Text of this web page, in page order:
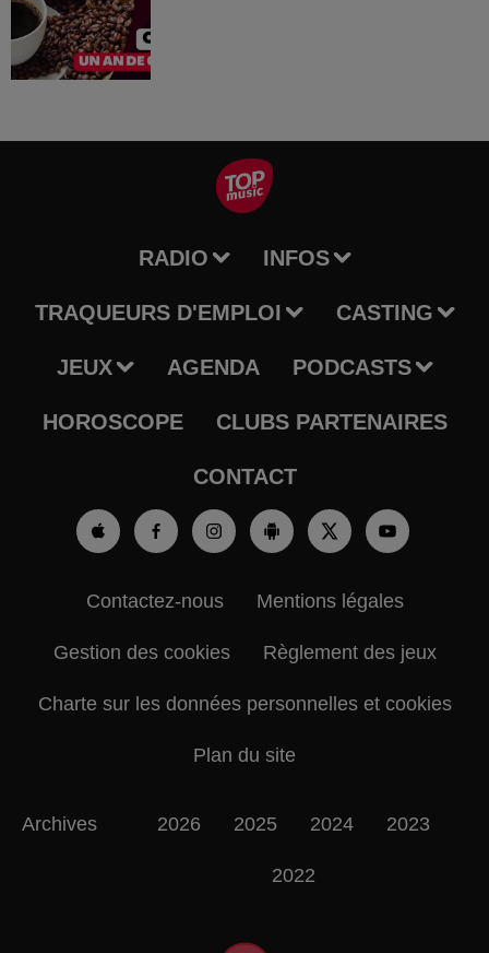
RADIO INFOS
TRAQUEURS D'EMPLOI CASTING
JEUX AGENDA PODCASTS
HOROSCOPE CLUBS PARTENAIRES
CONTACT
Contactez-nous Mentions légales
Gestion des cookies Règlement des jeux
Charte sur les données personnelles et cookies
Plan du site
Archives 2026 2025 2024 2023
2022